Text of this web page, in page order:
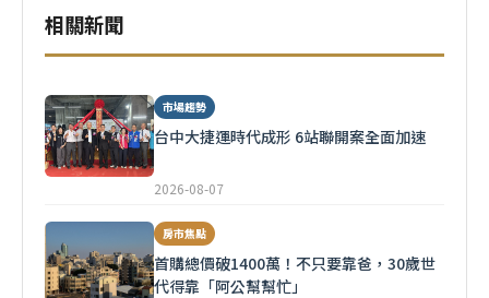
相關新聞
市場趨勢
台中大捷運時代成形 6站聯開案全面加速
2026-08-07
房市焦點
首購總價破1400萬！不只要靠爸，30歲世
代得靠「阿公幫幫忙」